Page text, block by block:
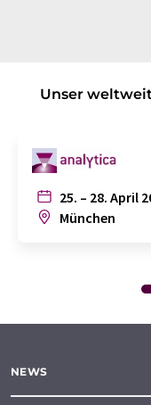
Unser
25. – 28. April
München
NEWS